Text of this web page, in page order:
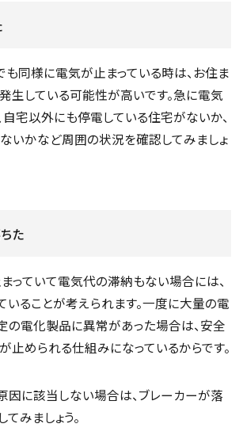
も同様に電気が止まっている時は、お住ま
生している可能性が高いです。急に電気
自宅以外にも停電している住宅がないか、
いかなど周囲の状況を確認してみましょ
た
っていて電気代の滞納もない場合には、
いることが考えられます。一度に大量の電
の電化製品に異常があった場合は、安全
止められる仕組みになっているからです。
因に該当しない場合は、ブレーカーが落
みましょう。